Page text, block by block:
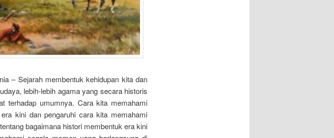
– Sejarah membentuk kehidupan kita dan
lebih-lebih agama yang secara historis
terhadap umumnya. Cara kita memahami
kini dan pengaruhi cara kita memahami
bagaimana histori membentuk era kini